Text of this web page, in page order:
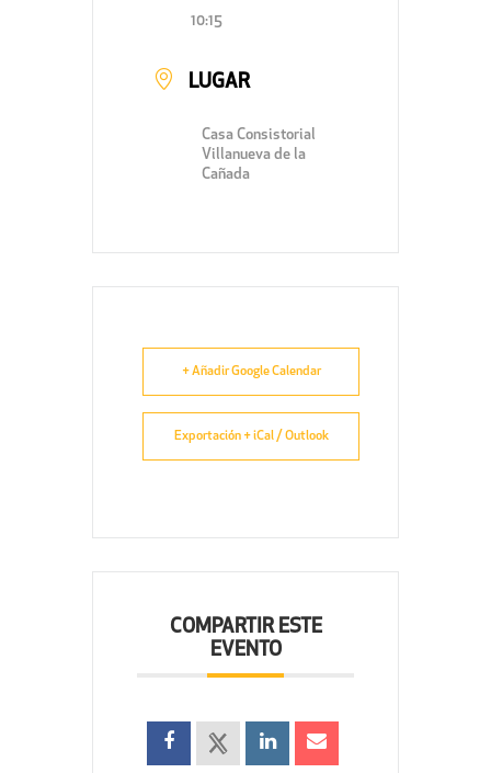
10:15
LUGAR
Casa Consistorial
Villanueva de la
Cañada
+ Añadir Google Calendar
Exportación + iCal / Outlook
COMPARTIR ESTE
EVENTO